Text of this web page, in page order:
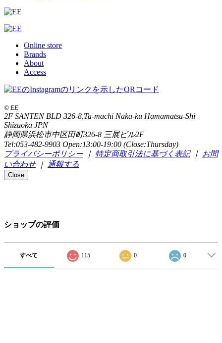
Online store
Brands
About
Access
© EE
2F SANTEN BLD 326-8,Ta-machi Naka-ku Hamamatsu-Shi
Shizuoka JPN
静岡県浜松市中区田町326-8 三展ビル2F
Tel:053-482-9903 Open:13:00-19:00 (Close:Thursday)
プライバシーポリシー｜ 特定商取引法に基づく表記｜ お問
い合わせ｜ 通報する
Close
ショップの評価
すべて 115 0 0